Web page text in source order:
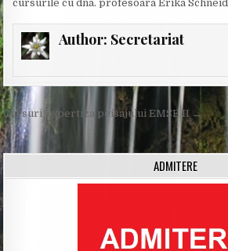
cursurile cu dna. profesoara Erika
Author: Secretariat
Post
navigation
Cursuri Expertiza peisajului EMSE II →
ADMITERE